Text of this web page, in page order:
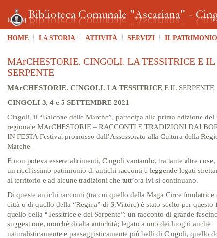
HOME LA STORIA ATTIVITÀ SERVIZI IL PATRIMONIO
MArCHESTORIE. CINGOLI. LA TESSITRICE E IL
SERPENTE
MArCHESTORIE. CINGOLI. LA TESSITRICE E IL SERPENTE
CINGOLI 3, 4 e 5 SETTEMBRE 2021
Cingoli, il “Balcone delle Marche”, partecipa alla prima edizione del
regionale MArCHESTORIE – RACCONTI E TRADIZIONI DAI
IN FESTA Festival promosso dall’Assessorato alla Cultura della
Marche.
E non poteva essere altrimenti, Cingoli vantando, tra tante altre cose,
un ricchissimo patrimonio di antichi racconti e leggende legati
al territorio e ad alcune tradizioni che tutt’ora ivi si continuano.
Di queste antichi racconti (tra cui quello della Maga Circe fondatrice
città o di quello della “Regina” di S.Vittore) è stato scelto per questo
quello della “Tessitrice e del Serpente”: un racconto di grande
suggestione, nonché di alta antichità; legato a uno dei luoghi anche
naturalisticamente e paesaggisticamente più belli di Cingoli, quello